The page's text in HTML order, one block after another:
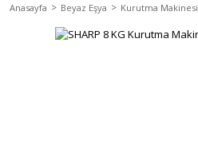
Anasayfa Beyaz Eşya Kurutma Makinesi